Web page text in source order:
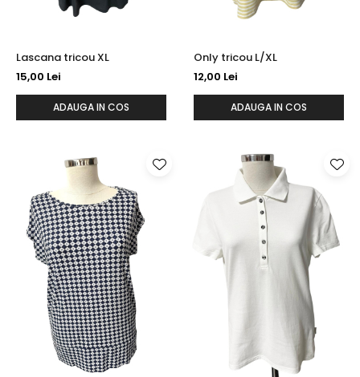
Lascana tricou XL
15,00 Lei
ADAUGA IN COS
Only tricou L/XL
12,00 Lei
ADAUGA IN COS